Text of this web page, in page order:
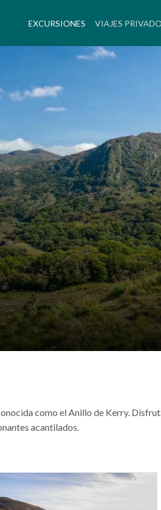
EXCURSIONES (CURRENT)
VIAJES
como el Anillo de Kerry.
acantilados.